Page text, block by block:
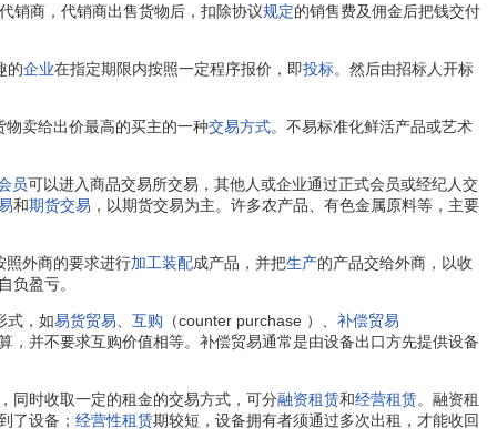
销商，代销商出售货物后，扣除协议规定的销售费及佣金后把钱交付
的企业在指定期限内按照一定程序报价，即投标。然后由招标人开标
卖给出价最高的买主的一种交易方式。不易标准化鲜活产品或艺术
员可以进入商品交易所交易，其他人或企业通过正式会员或经纪人交
和期货交易 ，以期货交易为主。许多农产品、有色金属原料等，主要
照外商的要求进行加工装配成产品，并把生产的产品交给外商，以收
负盈亏。
式，如易货贸易 互购 （counter purchase ）、 补偿贸易
，并不要求互购价值相等。补偿贸易通常是由设备出口方先提供设备
同时收取一定的租金的交易方式，可分融资租赁和经营租赁。融资租
了设备； 经营性租赁期较短，设备拥有者须通过多次出租，才能收回